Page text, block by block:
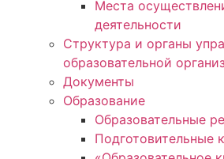
Места
деятельности
Структура и органы
образовательной
Документы
Образование
Образовательные
Подготовительные